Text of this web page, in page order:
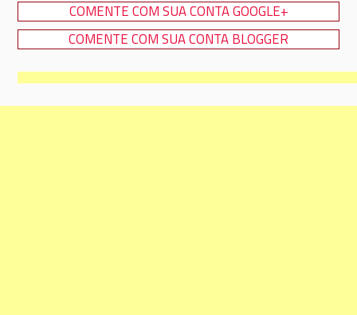
COMENTE COM SUA CONTA GOOGLE+
COMENTE COM SUA CONTA BLOGGER